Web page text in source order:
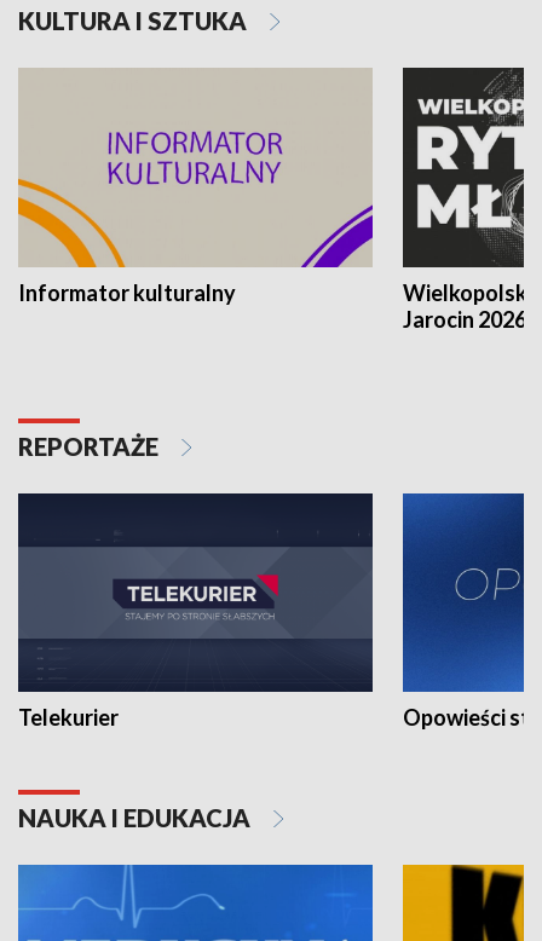
KULTURA I SZTUKA
Informator kulturalny
Jarocin 2026
REPORTAŻE
Telekurier Opowieści
NAUKA I EDUKACJA